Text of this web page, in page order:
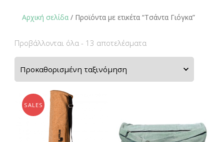
Αρχική σελίδα / Προϊόντα με ετικέτα “Τσάντα Γιόγκα”
Προβάλλονται όλα - 13 αποτελέσματα
SALES